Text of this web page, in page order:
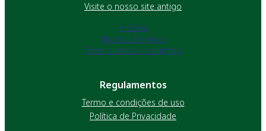
Visite o nosso site antigo
A Bolsa
Nossos Serviços
Visite o nosso site antigo
Regulamentos
Termo e condições de uso
Política de Privacidade